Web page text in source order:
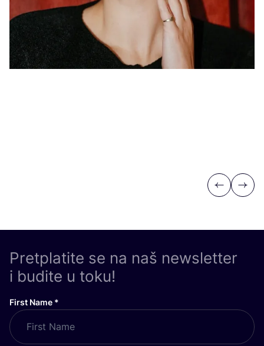
Previous
Next
Pretplatite se na naš newsletter
i budite u toku!
First Name *